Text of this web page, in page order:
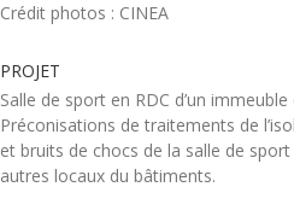
Crédit photos : CINEA
PROJET
Salle de sport en RDC d’un immeuble
Préconisations de traitements de
et bruits de chocs de la salle de sport
autres locaux du bâtiments.